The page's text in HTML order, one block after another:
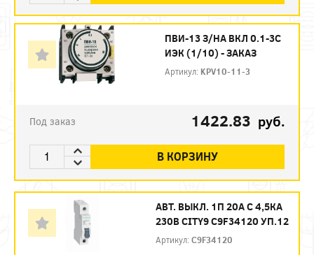
ПВИ-13 З/НА ВКЛ 0.1-3С
ИЭК (1/10) - ЗАКАЗ
Артикул: KPV10-11-3
Под заказ 1422.83 руб.
В КОРЗИНУ
АВТ. ВЫКЛ. 1П 20А С 4,5КА
230В CITY9 C9F34120 УП.12
Артикул:C9F34120